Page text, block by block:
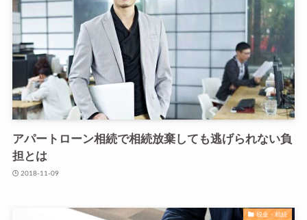
アパートローン相続で相続放棄しても逃げられない負
担とは
2018-11-09
税金・相続